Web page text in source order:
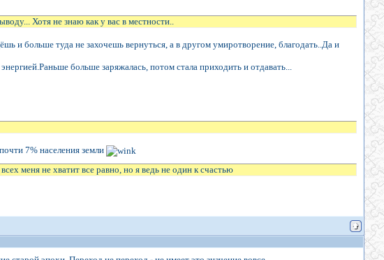
Хотя не знаю как у вас в местности..
и больше туда не захочешь вернуться, а в другом умиротворение, благодать..Да и
больше заряжалась, потом стала приходить и отдавать...
7% населения земли
меня не хватит все равно, но я ведь не один к счастью